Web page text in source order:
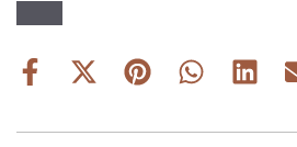
Share
Share
(Twitter)
Share Share Share